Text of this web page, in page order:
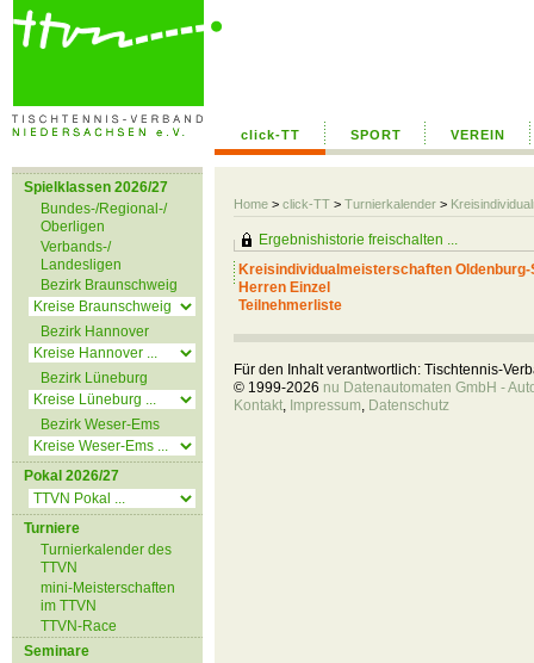
click-TT SPORT VEREIN
Home > click-TT > Turnierkalender >
Spielklassen 2026/27
Bundes-/Regional-/
Oberligen
Verbands-/
Landesligen
Bezirk Braunschweig
Bezirk Hannover
Bezirk Lüneburg
Bezirk Weser-Ems
Pokal 2026/27
Turniere
Turnierkalender des
TTVN
mini-Meisterschaften
im TTVN
TTVN-Race
Seminare
Ergebnishistorie freischalten ...
Kreisindividualmeisterschaften Oldenburg-
Herren Einzel
Teilnehmerliste
Für den Inhalt verantwortlich: Tischtennis-
© 1999-2026 nu Datenautomaten GmbH -
Kontakt, Impressum, Datenschutz